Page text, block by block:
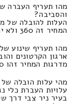
מהו תעריף העברה
והסביבה?
העלות להובלה של
המחיר זה 360 ולא יותר מ180 שקלים חדשים.
מהו תעריף שינוע
ארגון הקרטונים
מדרגות המחיר זהו 300 וזה מגיע עד 180 שקלים חדשים.
מהי עלות הובלה
עלויות העברת כלי